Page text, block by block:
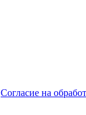
Согласие на